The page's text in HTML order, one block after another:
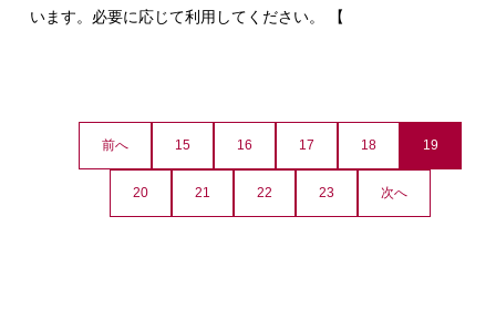
います。必要に応じて利用してください。 【
前へ 15 16 17 18 19
20 21 22 23 次へ